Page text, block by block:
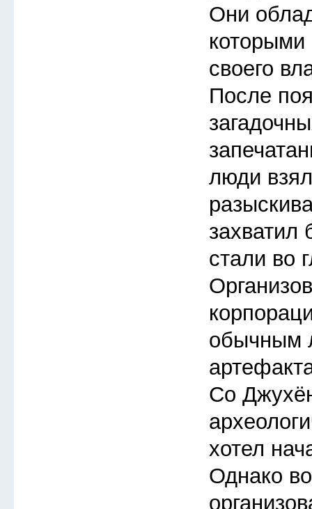
Они
которыми
своего
После
люди
захватил
стали во
обычным
Со
хотел
Однако